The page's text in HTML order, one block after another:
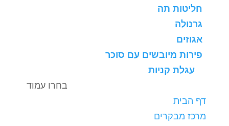
חליטות תה
גרנולה
אגוזים
פירות מיובשים עם סוכר
עגלת קניות
בחרו עמוד
דף הבית
מרכז מבקרים